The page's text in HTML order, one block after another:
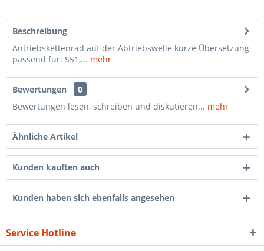
Beschreibung
Antriebskettenrad auf der Abtriebswelle kurze Übersetzung
passend für: S51,... mehr
Bewertungen
0
Bewertungen lesen, schreiben und diskutieren... mehr
Ähnliche Artikel
Kunden kauften auch
Kunden haben sich ebenfalls angesehen
Service Hotline